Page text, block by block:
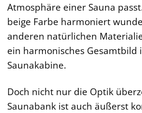
Atmosphäre einer Sauna
beige Farbe harmoniert
anderen natürlichen
ein harmonisches Gesamtbild
Saunakabine.
Doch nicht nur die Optik
Saunabank ist auch äußerst